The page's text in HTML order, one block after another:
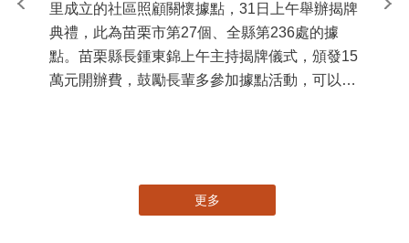
里成立的社區照顧關懷據點，31日上午舉辦揭牌
典禮，此為苗栗市第27個、全縣第236處的據
點。苗栗縣長鍾東錦上午主持揭牌儀式，頒發15
萬元開辦費，鼓勵長輩多參加據點活動，可以更
苗
更多